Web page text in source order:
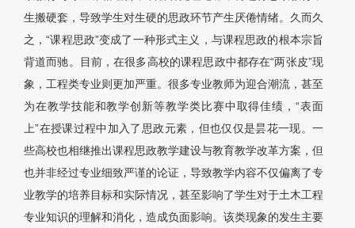
生搬硬套，导致学生对生硬的思政环节产生厌倦情绪。久而久
之，“课程思政”变成了一种形式主义，与课程思政的根本宗旨
背道而驰。目前，在很多高校的课程思政中都存在“两张皮”现
象，工程类专业则更加严重。很多专业教师为迎合潮流，甚至
为在教学技能和教学创新等教学类比赛中取得佳绩，“表面
上”在授课过程中加入了思政元素，但也仅仅是昙花一现。一
些高校也相继推出课程思政教学建设与教育教学改革方案，但
也并非经过专业细致严谨的论证，导致教学内容不仅偏离了专
业教学的培养目标和实际情况，甚至影响了学生对于土木工程
专业知识的理解和消化，造成负面影响。该类现象的发生主要